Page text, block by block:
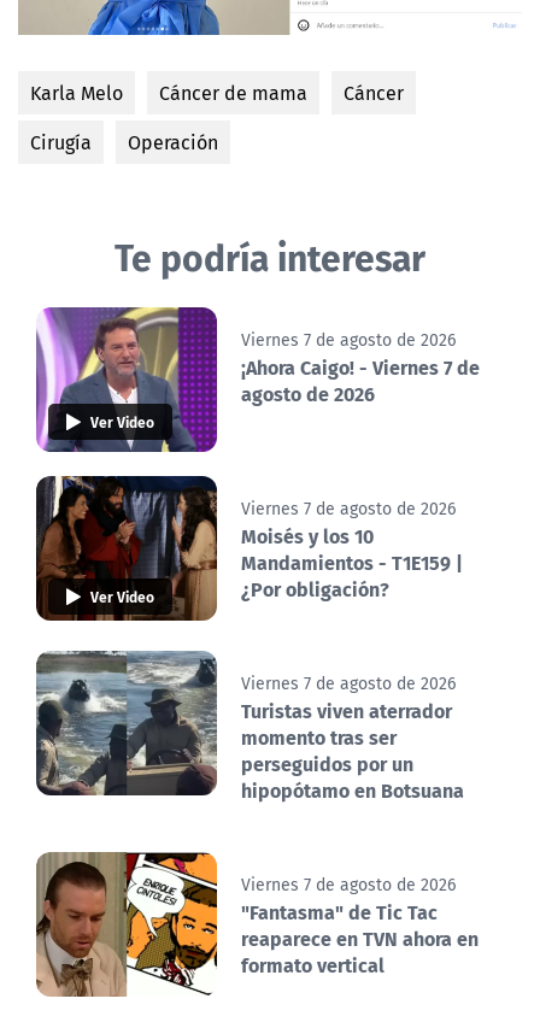
Karla Melo Cáncer de mama
Cáncer
Cirugía
Operación
Te podría interesar
Ver Video
Viernes 7 de agosto de 2026
¡Ahora Caigo! - Viernes 7 de
agosto de 2026
Ver Video
Viernes 7 de agosto de 2026
Moisés y los 10
Mandamientos - T1E159 |
¿Por obligación?
Viernes 7 de agosto de 2026
Turistas viven aterrador
momento tras ser
perseguidos por un
hipopótamo en Botsuana
Viernes 7 de agosto de 2026
"Fantasma" de Tic Tac
reaparece en TVN ahora en
formato vertical